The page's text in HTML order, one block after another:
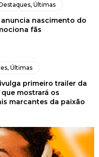
,Últimas
anuncia nascimento do
fãs
,Últimas
primeiro trailer da
mostrará os
marcantes da paixão